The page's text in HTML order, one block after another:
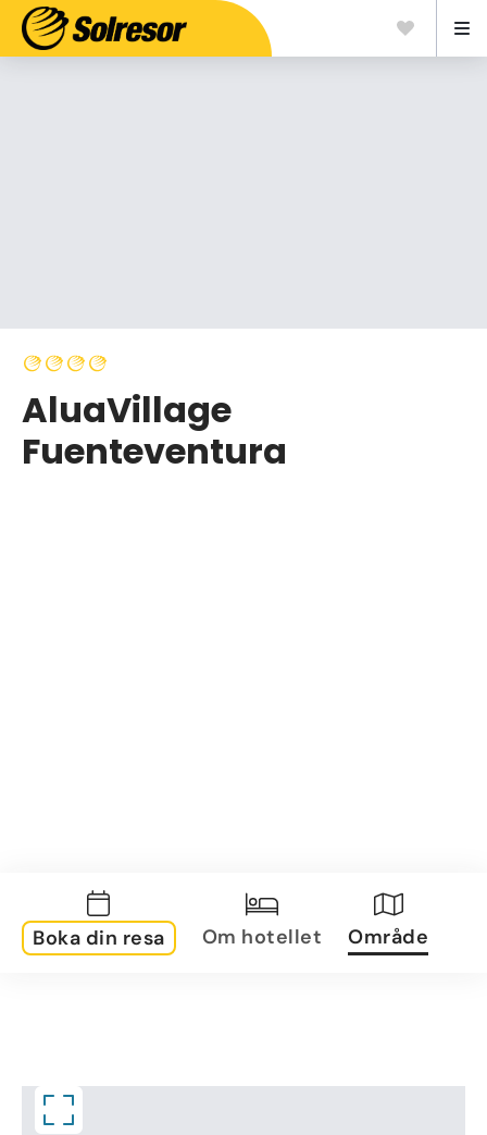
AluaVillage
Fuenteventura
Boka din resa Om hotellet Område